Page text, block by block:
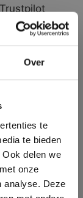
Over
te
te bieden
delen we
onze
analyse. Deze
no
de
u
Lees